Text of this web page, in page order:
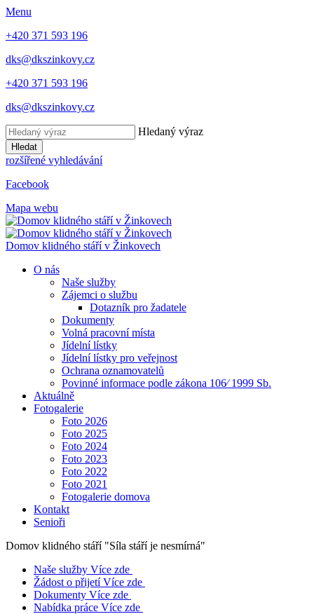
Menu
+420 371 593 196
dks@dkszinkovy.cz
+420 371 593 196
dks@dkszinkovy.cz
Hledaný výraz
Hledat
rozšířené vyhledávání
Facebook
Mapa webu
Domov klidného stáří v Žinkovech
O nás
Naše služby
Zájemci o službu
Dotazník pro žadatele
Dokumenty
Volná pracovní místa
Jídelní lístky
Jídelní lístky pro veřejnost
Ochrana oznamovatelů
Povinné informace podle zákona 106⁄ 1999 Sb.
Aktuálně
Fotogalerie
Foto 2026
Foto 2025
Foto 2024
Foto 2023
Foto 2022
Foto 2021
Fotogalerie domova
Kontakt
Senioři
Domov klidného stáří "Síla stáří je nesmírná"
Naše služby Více zde
Žádost o přijetí Více zde
Dokumenty Více zde
Nabídka práce Více zde